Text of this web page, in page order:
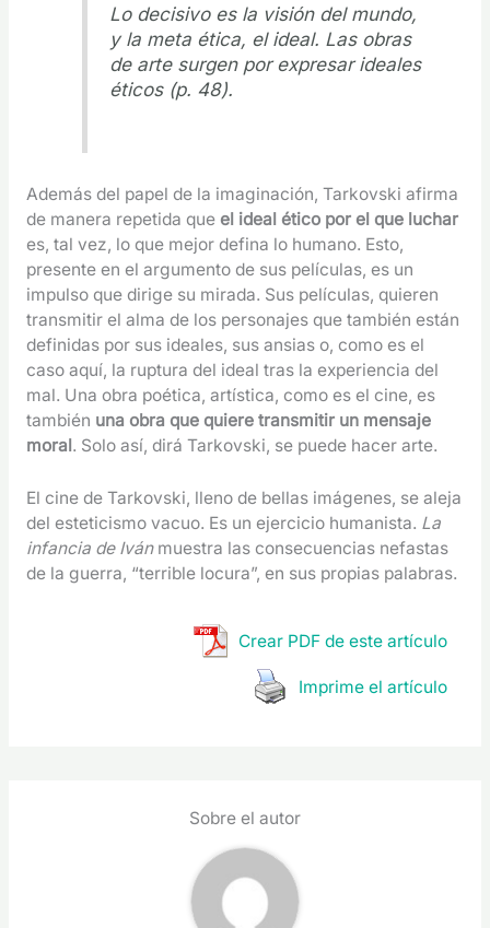
Lo decisivo es la visión del mundo,
y la meta ética, el ideal. Las obras
de arte surgen por expresar ideales
éticos (p. 48).
Además del papel de la imaginación, Tarkovski afirma
de manera repetida que el ideal ético por el que luchar
es, tal vez, lo que mejor defina lo humano. Esto,
presente en el argumento de sus películas, es un
impulso que dirige su mirada. Sus películas, quieren
transmitir el alma de los personajes que también están
definidas por sus ideales, sus ansias o, como es el
caso aquí, la ruptura del ideal tras la experiencia del
mal. Una obra poética, artística, como es el cine, es
también una obra que quiere transmitir un mensaje
moral. Solo así, dirá Tarkovski, se puede hacer arte.
El cine de Tarkovski, lleno de bellas imágenes, se aleja
del esteticismo vacuo. Es un ejercicio humanista. La
infancia de Ivánmuestra las consecuencias nefastas
de la guerra, “terrible locura”, en sus propias palabras.
Crear PDF de este artículo
Imprime el artículo
Sobre el autor